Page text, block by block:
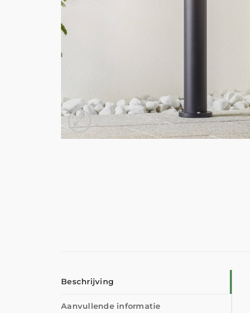
Beschrijving
Aanvullende informatie